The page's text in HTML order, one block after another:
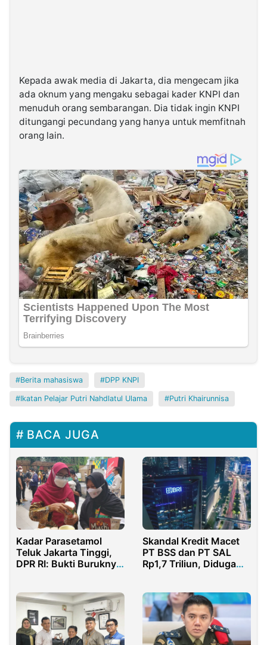
Kepada awak media di Jakarta, dia mengecam jika
ada oknum yang mengaku sebagai kader KNPI dan
menuduh orang sembarangan. Dia tidak ingin KNPI
ditungangi pecundang yang hanya untuk memfitnah
orang lain.
Berita mahasiswa DPP KNPI
Ikatan Pelajar Putri Nahdlatul Ulama Putri Khairunnisa
BACA JUGA
Kadar Parasetamol
Teluk Jakarta Tinggi,
DPR RI: Bukti Buruknya
Skandal Kredit Macet
PT BSS dan PT SAL
Rp1,7 Triliun, Diduga